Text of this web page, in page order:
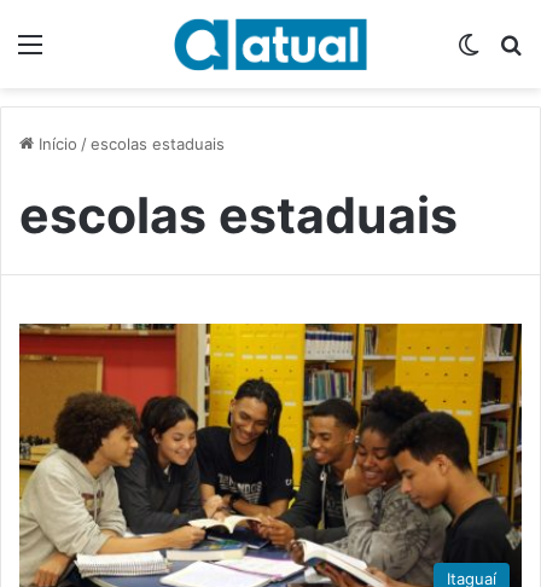
Início /escolas estaduais
escolas estaduais
Itaguaí